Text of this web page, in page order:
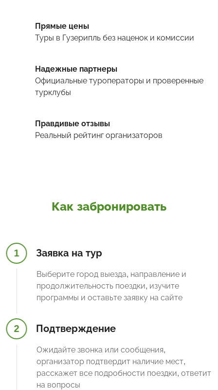
Прямые цены
Туры в Гузерипль без наценок и комиссии
Надежные партнеры
Официальные туроператоры и проверенные
турклубы
Правдивые отзывы
Реальный рейтинг организаторов
Как забронировать
1 Заявка на тур
Выберите город выезда, направление и
продолжительность поездки, изучите
программы и оставьте заявку на сайте
2 Подтверждение
Ожидайте звонка или сообщения,
организатор подтвердит наличие мест,
расскажет все подробности поездки, ответит
на вопросы